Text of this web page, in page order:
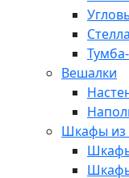
Вешалки
Шкафы из